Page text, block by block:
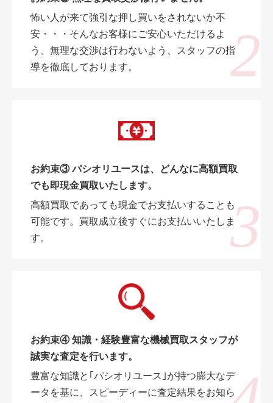
怖い人が来て強引な押し買いをされないか不
安・・・そんなお客様にご安心いただけるよ
う、無理な交渉は行わないよう、スタッフの指
導を徹底しております。
お約束③ パシオリユースは、どんなに高額買取
でも即現金買取いたします。
高額買取であっても現金でお支払いすることも
可能です。買取成立後すぐにお支払いいたしま
す。
お約束④ 知識・経験豊富な機械買取スタッフが
誠実な査定を行います。
豊富な知識と｢パシオリユース｣が持つ膨大なデ
ータを基に、スピーディーに査定結果をお知ら